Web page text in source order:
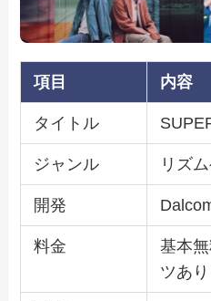
項目 内容
タイトル
ジャンル リズ
開発
料金
基本
ツあり